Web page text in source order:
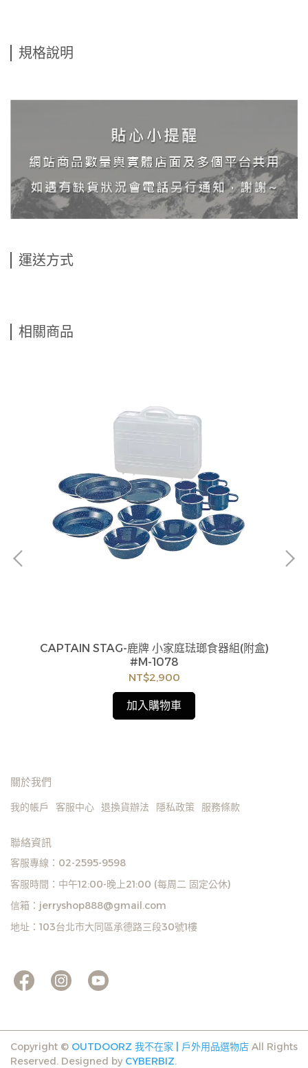
規格說明
運送方式
相關商品
CAPTAIN STAG-鹿牌 小家庭琺瑯食器組(附盒)
#M-1078
NT$2,900
加入購物車
關於我們
我的帳戶 客服中心 退換貨辦法 隱私政策 服務條款
聯絡資訊
客服專線：02-2595-9598
客服時間：中午12:00-晚上21:00 (每周二 固定公休)
信箱：jerryshop888@gmail.com
地址：103台北市大同區承德路三段30號1樓
Copyright © OUTDOORZ 我不在家 | 戶外用品選物店 All Rights
Reserved. Designed by CYBERBIZ.